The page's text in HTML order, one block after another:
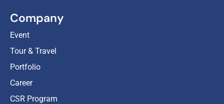
Company
Event
Tour & Travel
Portfolio
Career
CSR Program